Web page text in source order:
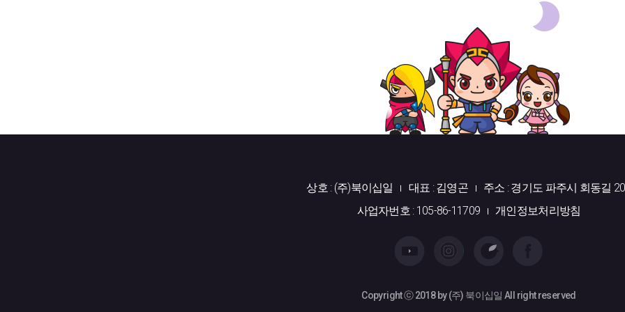
상호 : (주)북이십일 대표 : 김영곤
주소 : 경기도 파주시 회동길
사업자번호 : 105-86-11709
개인정보처리방침
Copyright ⓒ 2018 by (주) 북이십일 All right reserved